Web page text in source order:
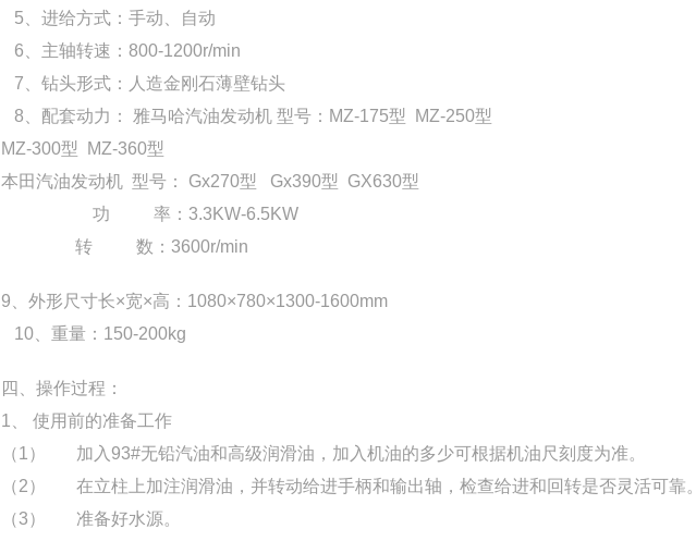
5、进给方式：手动、自动
6、主轴转速：800-1200r/min
7、钻头形式：人造金刚石薄壁钻头
8、配套动力： 雅马哈汽油发动机 型号：MZ-175型 MZ-250型
MZ-300型 MZ-360型
本田汽油发动机 型号： Gx270型 Gx390型 GX630型
功 率：3.3KW-6.5KW
转 数：3600r/min
9、外形尺寸长×宽×高：1080×780×1300-1600mm
10、重量：150-200kg
四、操作过程：
1、 使用前的准备工作
（1） 加入93#无铅汽油和高级润滑油，加入机油的多少可根据机油尺刻度为准。
（2） 在立柱上加注润滑油，并转动给进手柄和输出轴，检查给进和回转是否灵活可靠。
（3） 准备好水源。